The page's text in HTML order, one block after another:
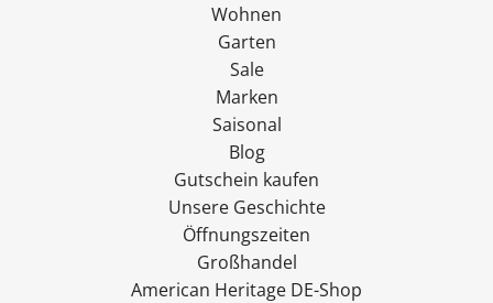
Wohnen
Garten
Sale
Marken
Saisonal
Blog
Gutschein kaufen
Unsere Geschichte
Öffnungszeiten
Großhandel
American Heritage DE-Shop